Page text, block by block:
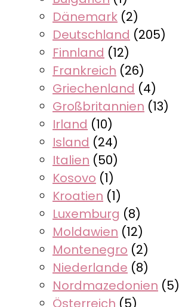
Dänemark (2)
Deutschland (205)
Finnland (12)
Frankreich (26)
Griechenland (4)
Großbritannien (13)
Irland (10)
Island (24)
Italien (50)
Kosovo (1)
Kroatien (1)
Luxemburg (8)
Moldawien (12)
Montenegro (2)
Niederlande (8)
Nordmazedonien (5)
Österreich (5)